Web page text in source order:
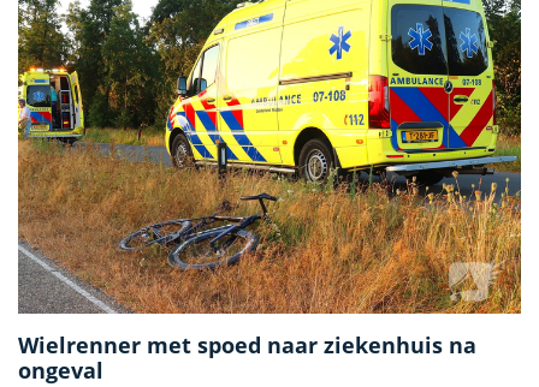
Wielrenner met spoed naar ziekenhuis na
ongeval